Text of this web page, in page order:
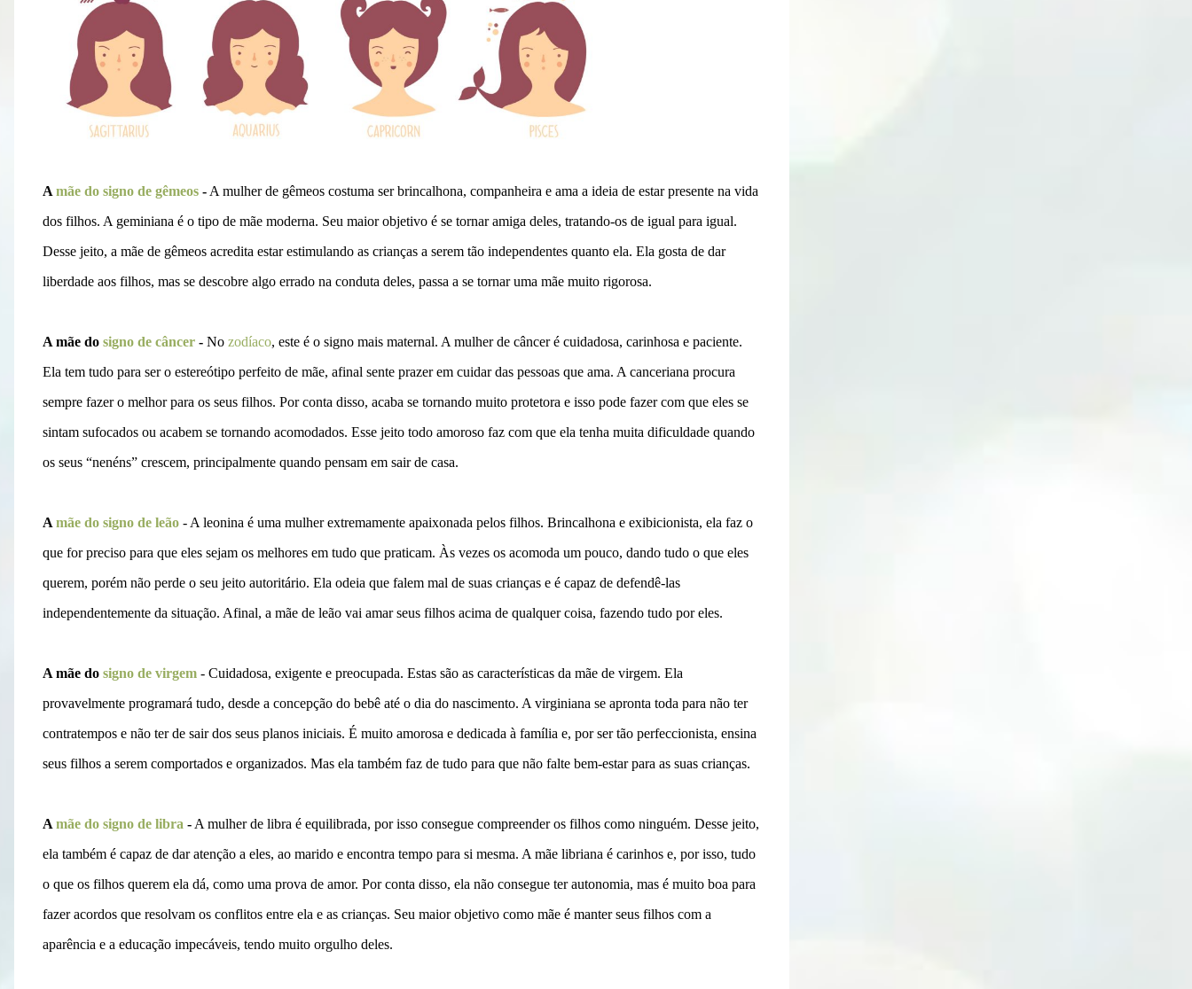
A mãe do signo de gêmeos - A mulher de gêmeos costuma ser brincalhona, companheira e ama a ideia de estar presente na vida
dos filhos. A geminiana é o tipo de mãe moderna. Seu maior objetivo é se tornar amiga deles, tratando-os de igual para igual.
Desse jeito, a mãe de gêmeos acredita estar estimulando as crianças a serem tão independentes quanto ela. Ela gosta de dar
liberdade aos filhos, mas se descobre algo errado na conduta deles, passa a se tornar uma mãe muito rigorosa.
A mãe do signo de câncer - No zodíaco, este é o signo mais maternal. A mulher de câncer é cuidadosa, carinhosa e paciente.
Ela tem tudo para ser o estereótipo perfeito de mãe, afinal sente prazer em cuidar das pessoas que ama. A canceriana procura
sempre fazer o melhor para os seus filhos. Por conta disso, acaba se tornando muito protetora e isso pode fazer com que eles se
sintam sufocados ou acabem se tornando acomodados. Esse jeito todo amoroso faz com que ela tenha muita dificuldade quando
os seus “nenéns” crescem, principalmente quando pensam em sair de casa.
A mãe do signo de leão - A leonina é uma mulher extremamente apaixonada pelos filhos. Brincalhona e exibicionista, ela faz o
que for preciso para que eles sejam os melhores em tudo que praticam. Às vezes os acomoda um pouco, dando tudo o que eles
querem, porém não perde o seu jeito autoritário. Ela odeia que falem mal de suas crianças e é capaz de defendê-las
independentemente da situação. Afinal, a mãe de leão vai amar seus filhos acima de qualquer coisa, fazendo tudo por eles.
A mãe do signo de virgem - Cuidadosa, exigente e preocupada. Estas são as características da mãe de virgem. Ela
provavelmente programará tudo, desde a concepção do bebê até o dia do nascimento. A virginiana se apronta toda para não ter
contratempos e não ter de sair dos seus planos iniciais. É muito amorosa e dedicada à família e, por ser tão perfeccionista, ensina
seus filhos a serem comportados e organizados. Mas ela também faz de tudo para que não falte bem-estar para as suas crianças.
A mãe do signo de libra - A mulher de libra é equilibrada, por isso consegue compreender os filhos como ninguém. Desse jeito,
ela também é capaz de dar atenção a eles, ao marido e encontra tempo para si mesma. A mãe libriana é carinhos e, por isso, tudo
o que os filhos querem ela dá, como uma prova de amor. Por conta disso, ela não consegue ter autonomia, mas é muito boa para
fazer acordos que resolvam os conflitos entre ela e as crianças. Seu maior objetivo como mãe é manter seus filhos com a
aparência e a educação impecáveis, tendo muito orgulho deles.